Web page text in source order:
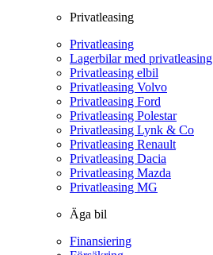
Privatleasing
Privatleasing
Lagerbilar med privatleasing
Privatleasing elbil
Privatleasing Volvo
Privatleasing Ford
Privatleasing Polestar
Privatleasing Lynk & Co
Privatleasing Renault
Privatleasing Dacia
Privatleasing Mazda
Privatleasing MG
Äga bil
Finansiering